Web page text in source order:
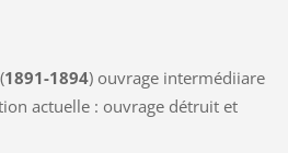
(1891-1894) ouvrage intermédiiare
actuelle : ouvrage détruit et